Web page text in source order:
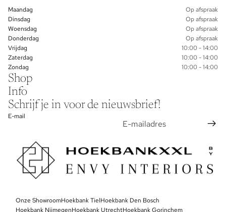
Maandag
Op afspraak
Dinsdag
Op afspraak
Woensdag
Op afspraak
Donderdag
Op afspraak
Vrijdag
10:00 - 14:00
Zaterdag
10:00 - 14:00
Zondag
10:00 - 14:00
Shop
Info
Schrijf je in voor de nieuwsbrief!
E-mail
Onze ShowroomHoekbank TielHoekbank Den Bosch
Hoekbank NijmegenHoekbank UtrechtHoekbank Gorinchem
Algemene voorwaarden